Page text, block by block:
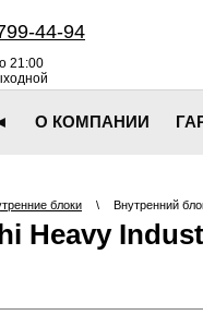
44-94
21:00
О КОМПАНИИ
блоки \ Внутренний
Heavy